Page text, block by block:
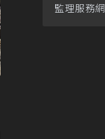
監理服務網